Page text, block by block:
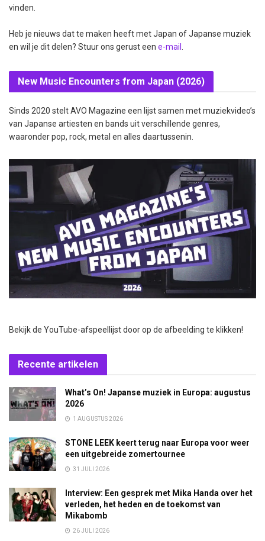
vinden.
Heb je nieuws dat te maken heeft met Japan of Japanse muziek
en wil je dit delen? Stuur ons gerust een e-mail
New Music Encounters from Japan (2026)
Sinds 2020 stelt AVO Magazine een lijst samen met muziekvideo’s
van Japanse artiesten en bands uit verschillende genres,
waaronder pop, rock, metal en alles daartussenin.
Bekijk de YouTube-afspeellijst door op de afbeelding te klikken!
Recente artikelen
What’s On! Japanse muziek in Europa: augustus
2026
1 AUGUSTUS 2026
STONE LEEK keert terug naar Europa voor weer
een uitgebreide zomertournee
31 JULI 2026
Interview: Een gesprek met Mika Handa over het
verleden, het heden en de toekomst van
Mikabomb
26 JULI 2026